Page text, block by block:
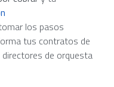
los pasos
tus contratos de
de orquesta